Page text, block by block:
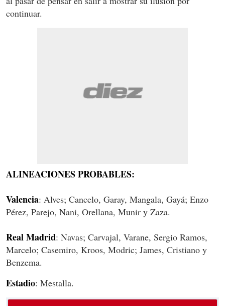
continuar.
ALINEACIONES PROBABLES:
Valencia: Alves; Cancelo, Garay, Mangala, Gayá; Enzo
Pérez, Parejo, Nani, Orellana, Munir y Zaza.
RealMadrid: Navas; Carvajal, Varane, Sergio Ramos,
Marcelo; Casemiro, Kroos, Modric; James, Cristiano y
Benzema.
Estadio: Mestalla.